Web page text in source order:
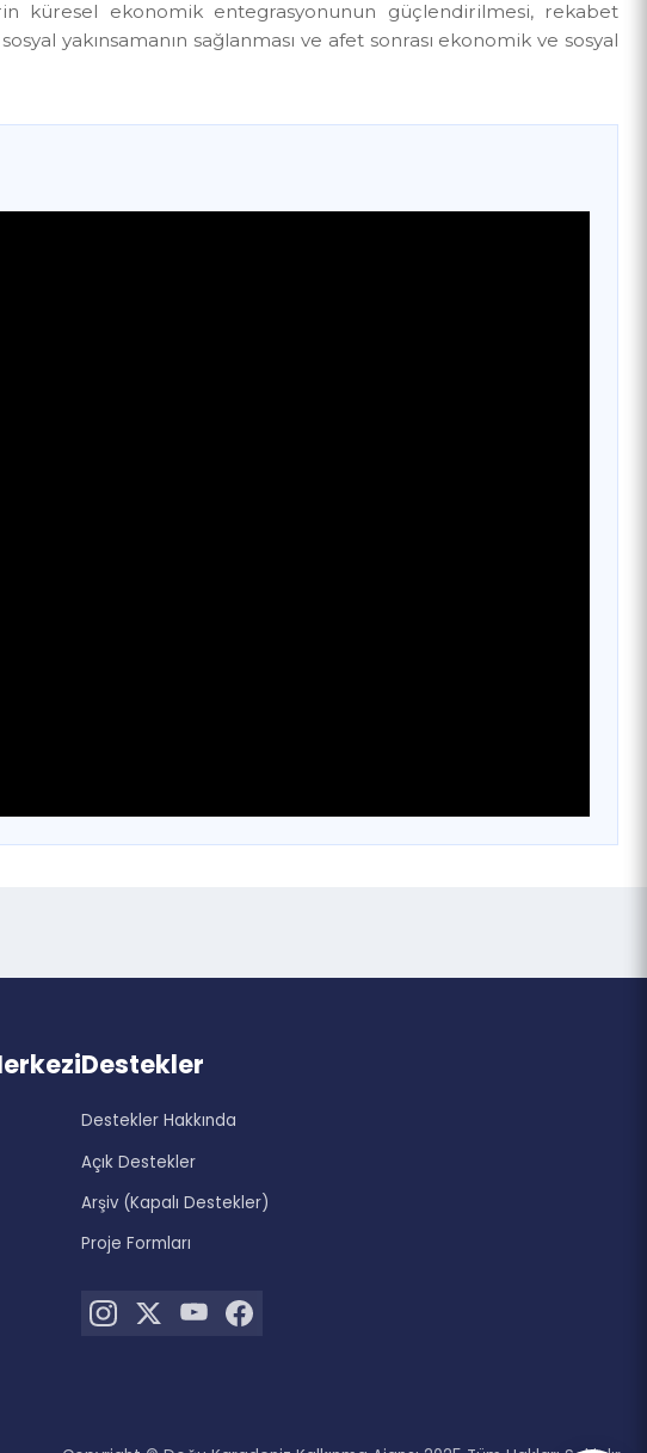
2024-2028 BGUS vizyonu "Küresel rekabette söz
kullanarak topyekûn kalkınmış bir Türkiye" olarak
küresel ekonomik entegrasyonunun güçlendirilmesi,
Merkezi Destekler
Destekler Hakkında
Arşiv (Kapalı Destekler)